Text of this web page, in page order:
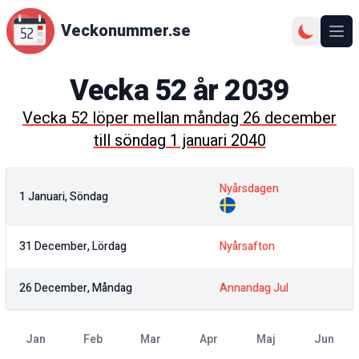
Veckonummer.se
Vecka52år2039
Vecka52löper mellanmåndag 26 december
tillsöndag 1 januari 2040
1 Januari, Söndag Nyårsdagen
31 December, Lördag Nyårsafton
26 December, Måndag Annandag Jul
jan feb mar apr maj
jun